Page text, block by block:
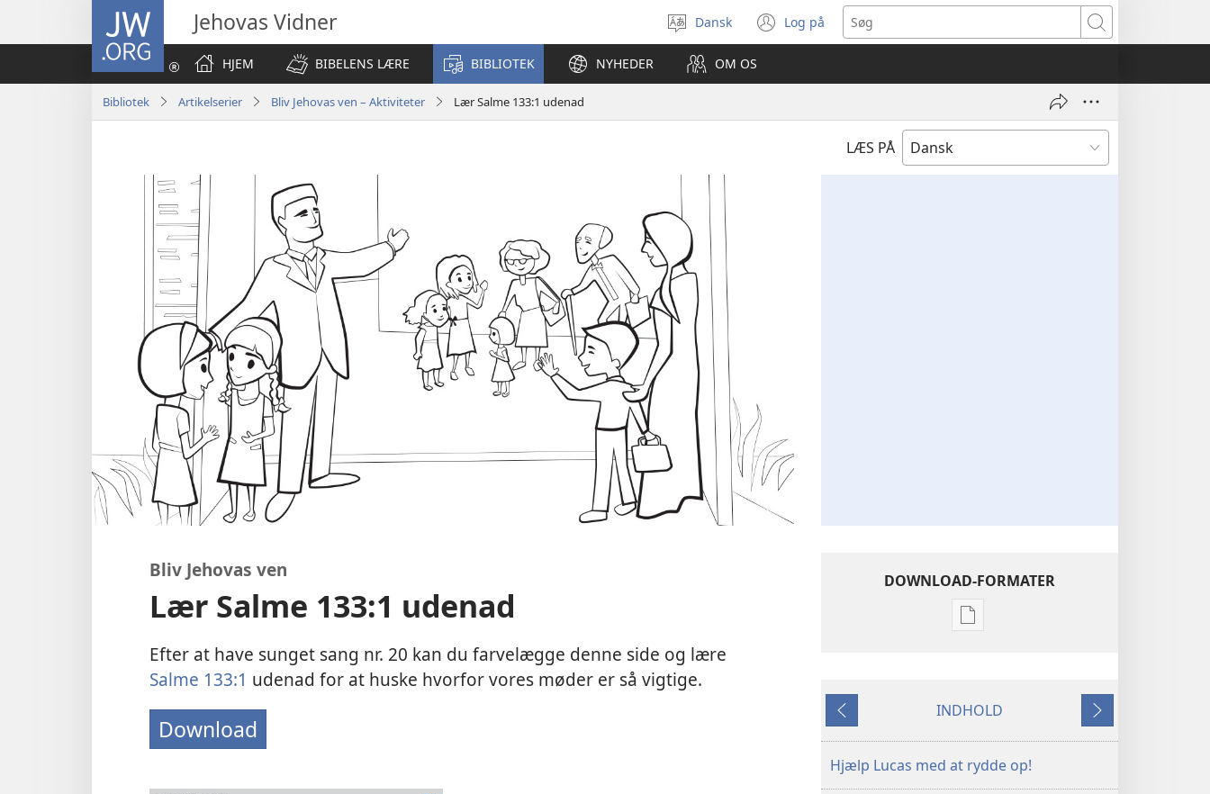
JW.ORG Jehovas Vidner
Vælg
sprog
Dansk Log på
(åbner
nyt
Søg
HJEM
BIBELENS LÆRE BIBLIOTEK NYHEDER OM OS
Bibliotek Artikelserier Bliv Jehovas ven – Aktiviteter Lær Salme 133:1 udenad
LÆS PÅ
Bliv Jehovas ven
Lær Salme 133:1 udenad
Efter at have sunget sang nr. 20 kan du farvelægge denne side og lære
Salme 133:1 udenad for at huske hvorfor vores møder er så vigtige.
Download
DOWNLOAD-FORMATER
Indstillinger
publikationer
Jehovas
ven
Forrige
INDHOLD
Næste
Hjælp Lucas med at rydde op!